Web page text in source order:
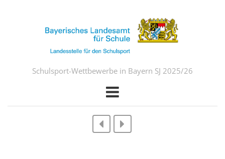
Schulsport-Wettbewerbe in Bayern SJ 2025/26